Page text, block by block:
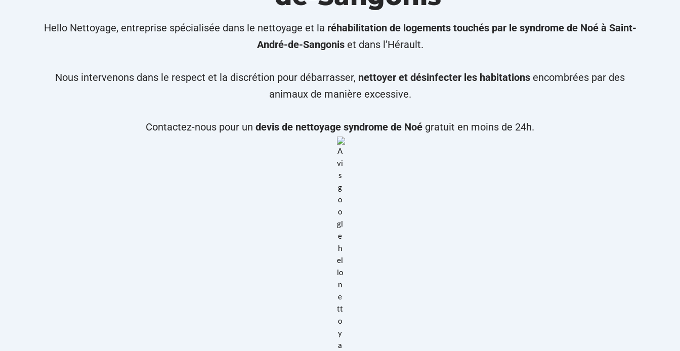
Hello Nettoyage, entreprise spécialisée dans le nettoyage et la réhabilitation de logements touchés par le syndrome de Noé à Saint-
André-de-Sangoniset dans l’Hérault.
Nous intervenons dans le respect et la discrétion pour débarrasser, nettoyer et désinfecter les habitations encombrées par des
animaux de manière excessive.
Contactez-nous pour un devis de nettoyage syndrome de Noé gratuit en moins de 24h.